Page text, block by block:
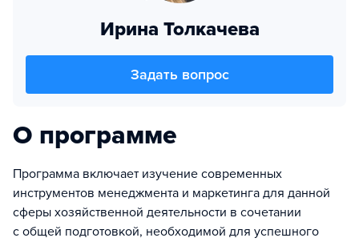
Ирина Толкачева
Задать вопрос
О программе
Программа включает изучение современных
инструментов менеджмента и маркетинга для данной
сферы хозяйственной деятельности в сочетании
с общей подготовкой, необходимой для успешного